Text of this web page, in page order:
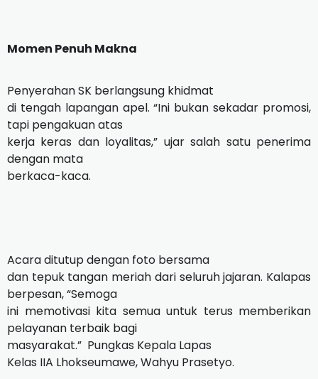
Momen Penuh Makna
Penyerahan SK berlangsung khidmat
di tengah lapangan apel. “Ini bukan sekadar promosi,
tapi pengakuan atas
kerja keras dan loyalitas,” ujar salah satu penerima
dengan mata
berkaca-kaca.
Acara ditutup dengan foto bersama
dan tepuk tangan meriah dari seluruh jajaran. Kalapas
berpesan, “Semoga
ini memotivasi kita semua untuk terus memberikan
pelayanan terbaik bagi
masyarakat.” Pungkas Kepala Lapas
Kelas IIA Lhokseumawe, Wahyu Prasetyo.